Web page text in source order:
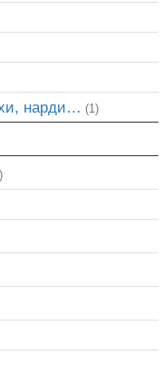
нарди… (1)